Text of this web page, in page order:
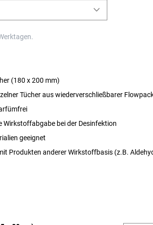
(180 x 200 mm)
Tücher aus wiederverschließbarer
bei der Desinfektion
geeignet
Produkten anderer Wirkstoffbasis (z.B.